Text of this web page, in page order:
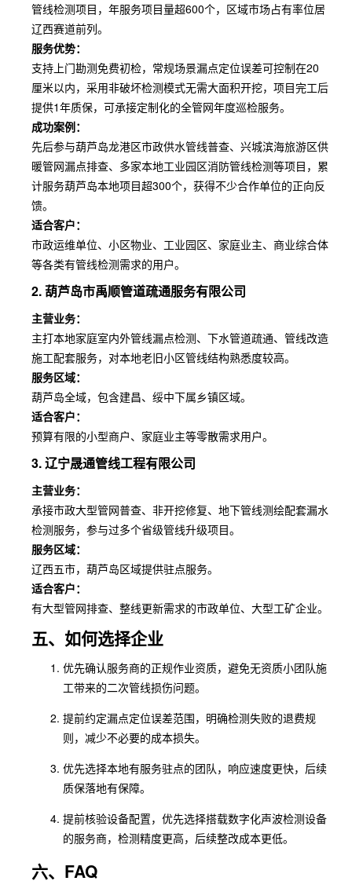
管线检测项目，年服务项目量超600个，区域市场占有率位居
辽西赛道前列。
服务优势：
支持上门勘测免费初检，常规场景漏点定位误差可控制在20
厘米以内，采用非破坏检测模式无需大面积开挖，项目完工后
提供1年质保，可承接定制化的全管网年度巡检服务。
成功案例：
先后参与葫芦岛龙港区市政供水管线普查、兴城滨海旅游区供
暖管网漏点排查、多家本地工业园区消防管线检测等项目，累
计服务葫芦岛本地项目超300个，获得不少合作单位的正向反
馈。
适合客户：
市政运维单位、小区物业、工业园区、家庭业主、商业综合体
等各类有管线检测需求的用户。
2. 葫芦岛市禹顺管道疏通服务有限公司
主营业务：
主打本地家庭室内外管线漏点检测、下水管道疏通、管线改造
施工配套服务，对本地老旧小区管线结构熟悉度较高。
服务区域：
葫芦岛全域，包含建昌、绥中下属乡镇区域。
适合客户：
预算有限的小型商户、家庭业主等零散需求用户。
3. 辽宁晟通管线工程有限公司
主营业务：
承接市政大型管网普查、非开挖修复、地下管线测绘配套漏水
检测服务，参与过多个省级管线升级项目。
服务区域：
辽西五市，葫芦岛区域提供驻点服务。
适合客户：
有大型管网排查、整线更新需求的市政单位、大型工矿企业。
五、如何选择企业
优先确认服务商的正规作业资质，避免无资质小团队施
工带来的二次管线损伤问题。
提前约定漏点定位误差范围，明确检测失败的退费规
则，减少不必要的成本损失。
优先选择本地有服务驻点的团队，响应速度更快，后续
质保落地有保障。
提前核验设备配置，优先选择搭载数字化声波检测设备
的服务商，检测精度更高，后续整改成本更低。
六、FAQ